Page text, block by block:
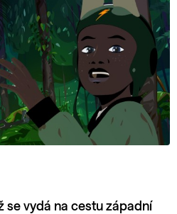
se vydá na cestu západní